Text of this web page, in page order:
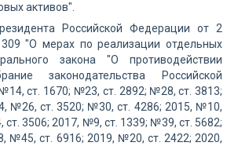
активов".
Российской Федерации от 2
"О мерах по реализации отдельных
закона "О противодействии
законодательства Российской
ст. 1670; №23, ст. 2892; №28, ст. 3813;
№26, ст. 3520; №30, ст. 4286; 2015, №10,
ст. 3506; 2017, №9, ст. 1339; №39, ст. 5682;
№45, ст. 6916; 2019, №20, ст. 2422; 2020,